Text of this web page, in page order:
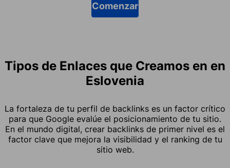
Comenzar
Tipos de Enlaces que Creamos en en
Eslovenia
La fortaleza de tu perfil de backlinks es un factor crítico
para que Google evalúe el posicionamiento de tu sitio.
En el mundo digital, crear backlinks de primer nivel es el
factor clave que mejora la visibilidad y el ranking de tu
sitio web.